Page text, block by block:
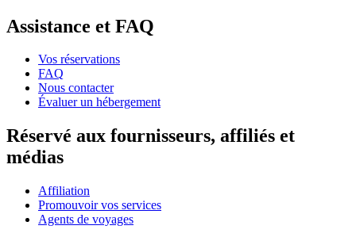
Assistance et FAQ
Vos réservations
FAQ
Nous contacter
Évaluer un hébergement
Réservé aux fournisseurs, affiliés et
médias
Affiliation
Promouvoir vos services
Agents de voyages